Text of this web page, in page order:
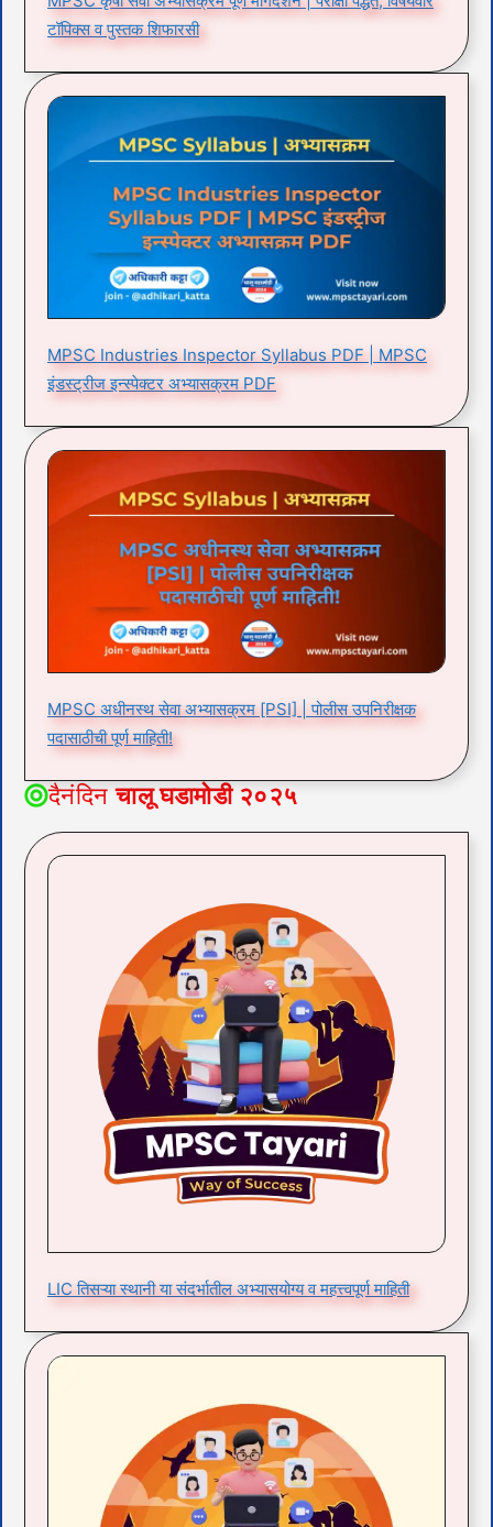
टॉपिक्स व पुस्तक शिफारसी
MPSC Industries Inspector Syllabus PDF | MPSC
इंडस्ट्रीज इन्स्पेक्टर अभ्यासक्रम PDF
MPSC अधीनस्थ सेवा अभ्यासक्रम [PSI] | पोलीस उपनिरीक्षक
पदासाठीची पूर्ण माहिती!
दैनंदिनचालू घडामोडी २०२५
LIC तिसऱ्या स्थानी या संदर्भातील अभ्यासयोग्य व महत्त्वपूर्ण माहिती